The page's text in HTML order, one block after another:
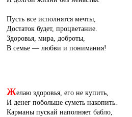
Пусть все исполнятся мечты,
Достаток будет, процветание.
Здоровья, мира, доброты,
В семье — любви и понимания!
Желаю здоровья, его не купить,
И денег побольше суметь накопить.
Карманы пускай наполняет бабло,